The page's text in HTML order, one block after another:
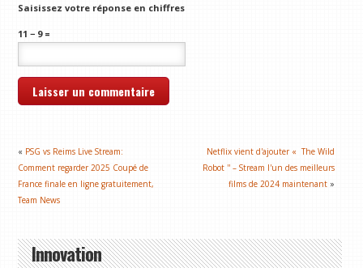
Saisissez votre réponse en chiffres
11 − 9 =
« PSG vs Reims Live Stream:
Comment regarder 2025 Coupé de
France finale en ligne gratuitement,
Team News
Netflix vient d'ajouter « The Wild
Robot '' – Stream l'un des meilleurs
films de 2024 maintenant »
Innovation